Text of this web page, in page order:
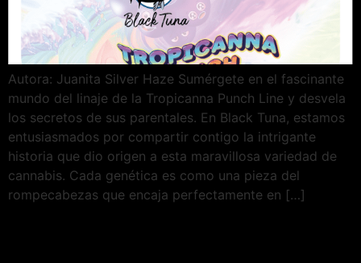
Autora: Juanita Silver Haze Sumérgete en el fascinante
mundo del linaje de la Tropicanna Punch Line y desvela
los secretos de sus parentales. En Black Tuna, estamos
entusiasmados por compartir contigo la intrigante
historia que dio origen a esta maravillosa variedad de
cannabis. Cada genética es como una pieza del
rompecabezas que encaja perfectamente en […]